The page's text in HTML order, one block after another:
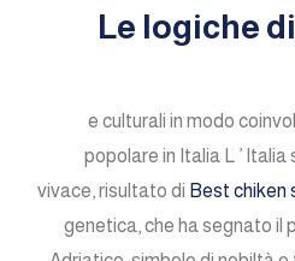
Le logiche
e culturali in modo
popolare in Italia L ’
vivace, risultato di Best chiken
genetica, che ha segnato il